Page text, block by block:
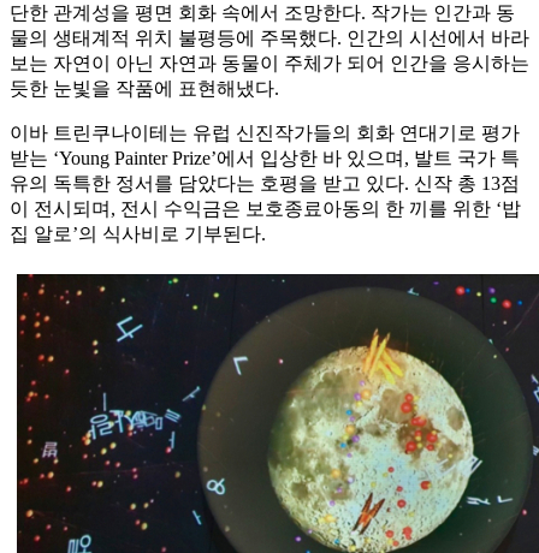
단한 관계성을 평면 회화 속에서 조망한다. 작가는 인간과 동
물의 생태계적 위치 불평등에 주목했다. 인간의 시선에서 바라
보는 자연이 아닌 자연과 동물이 주체가 되어 인간을 응시하는
듯한 눈빛을 작품에 표현해냈다.
이바 트린쿠나이테는 유럽 신진작가들의 회화 연대기로 평가
받는 ‘Young Painter Prize’에서 입상한 바 있으며, 발트 국가 특
유의 독특한 정서를 담았다는 호평을 받고 있다. 신작 총 13점
이 전시되며, 전시 수익금은 보호종료아동의 한 끼를 위한 ‘밥
집 알로’의 식사비로 기부된다.